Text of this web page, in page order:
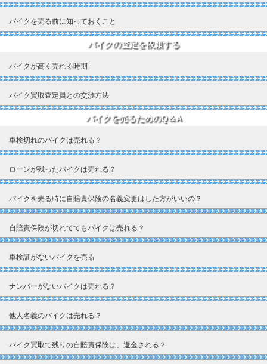
バイクを売る前に知っておくこと
バイクの査定を依頼する
バイクが高く売れる時期
バイク買取査定員との交渉方法
バイクを売るためのQ＆A
車検切れのバイクは売れる？
ローンが残ったバイクは売れる？
バイクを売る時に自賠責保険の名義変更はした方がいいの？
自賠責保険が切れててもバイクは売れる？
車検証がないバイクを売る
ナンバーがないバイクは売れる？
他人名義のバイクは売れる？
バイク買取で残りの自賠責保険は、返金される？